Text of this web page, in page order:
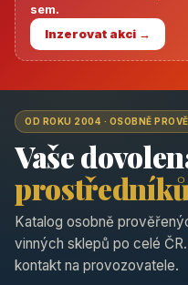
sem.
Inzerovat akci →
OD ROKU 2004 · OSOBNĚ
Vaše
Katalog osobně
vinných sklepů po celé
kontakt na provozovatele.